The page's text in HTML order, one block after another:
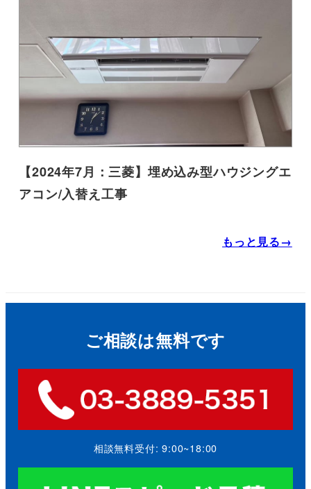
【2024年7月：三菱】埋め込み型ハウジングエ
アコン/入替え工事
もっと見る→
ご相談は無料です
相談無料受付: 9:00~18:00